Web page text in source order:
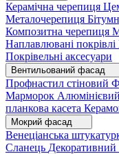
Керамічна черепиця
Металочерепиця
Композитна черепиця
Наплавлювані покрівлі
Покрівельні аксесуари
Вентильований фасад
Профнастил стіновий
Марморок
планкова касета
Мокрий фасад
Венеціанська
Сланець Декоративний